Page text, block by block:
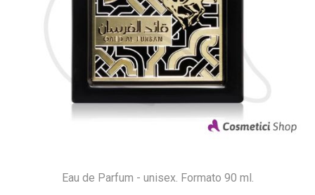
Eau de Parfum - unisex. Formato 90 ml.